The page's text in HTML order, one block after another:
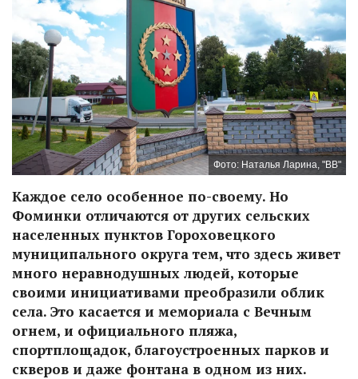
Фото: Наталья Ларина, "ВВ"
Каждое село особенное по-своему. Но
Фоминки отличаются от других сельских
населенных пунктов Гороховецкого
муниципального округа тем, что здесь живет
много неравнодушных людей, которые
своими инициативами преобразили облик
села. Это касается и мемориала с Вечным
огнем, и официального пляжа,
спортплощадок, благоустроенных парков и
скверов и даже фонтана в одном из них.